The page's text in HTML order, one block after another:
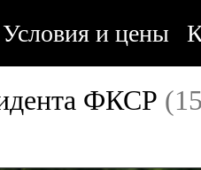
Условия и цены
ФКСР